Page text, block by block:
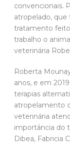
convencionais.
atropelado,
tratamento
trabalho o
veterinária
Roberta
anos, e em
terapias
atropelamento
veterinária
importância do
Dibea, Fabricia